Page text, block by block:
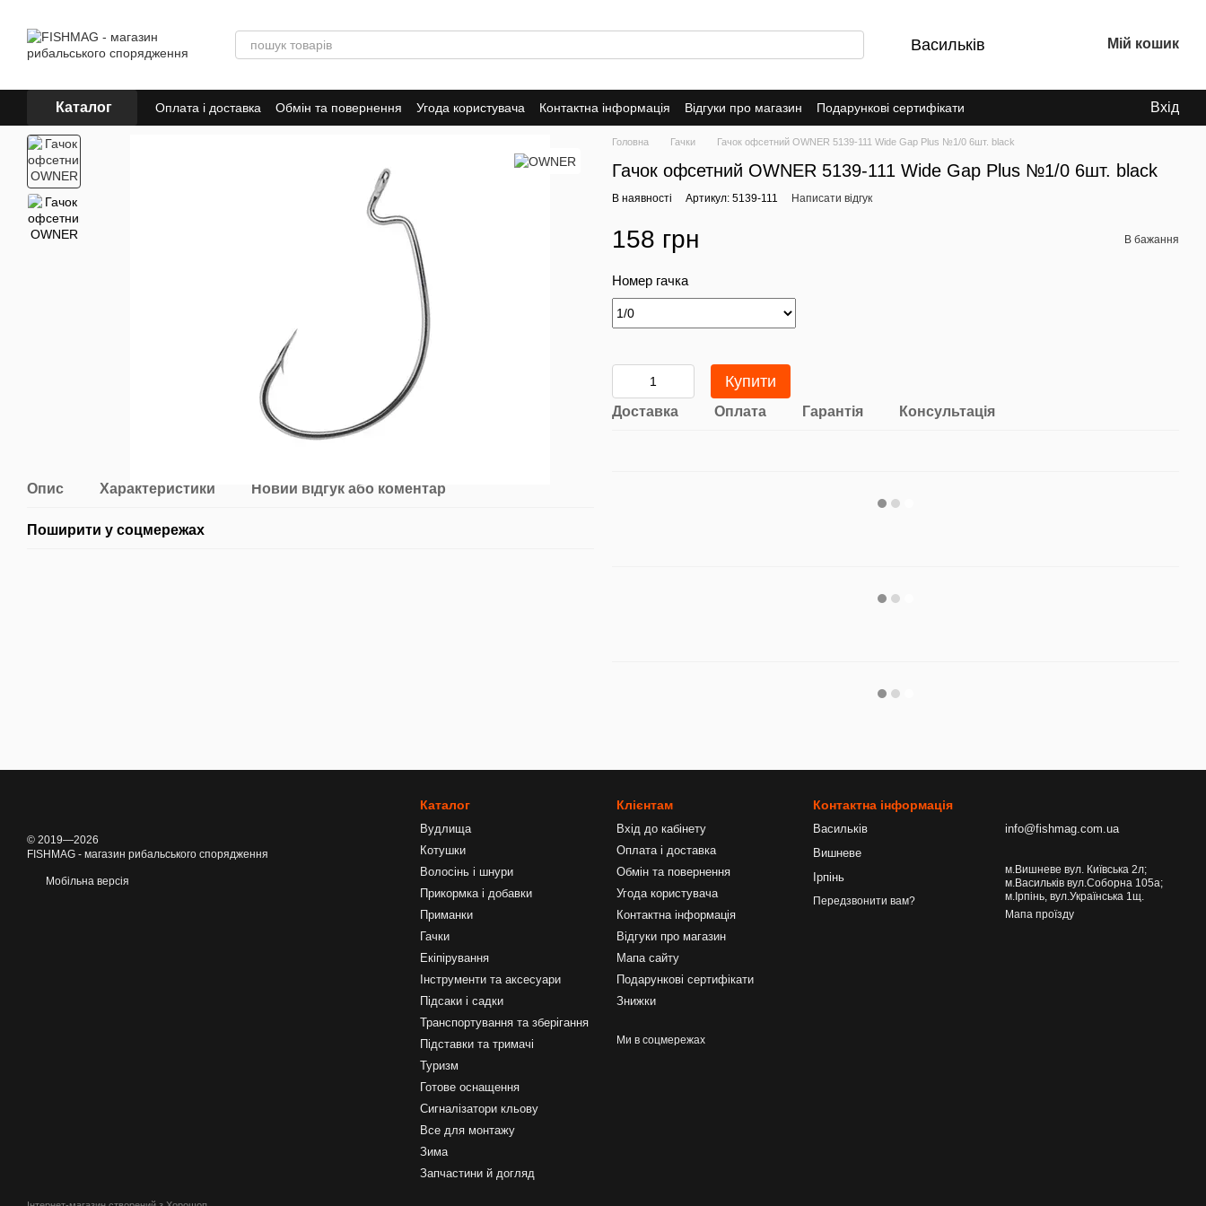
Васильків Мій кошик
Каталог Оплата і доставка Обмін та повернення Угода користувача Контактна інформація Відгуки про магазин
Подарункові сертифікати
Знижки
Вхід
Опис Характеристики Новий відгук або коментар
Поширити у соцмережах
Головна Гачки Гачок офсетний OWNER 5139-111 Wide Gap Plus №1/0 6шт. black
Гачок офсетний OWNER 5139-111 Wide Gap Plus №1/0 6шт. black
В наявності Артикул: 5139-111 Написати відгук
158 грн В бажання
Номер гачка
Купити
Доставка Оплата Гарантія Консультація
© 2019—2026
FISHMAG - магазин рибальського спорядження
Мобільна версія
Каталог
Вудлища
Котушки
Волосінь і шнури
Прикормка і добавки
Приманки
Гачки
Екіпірування
Інструменти та аксесуари
Підсаки і садки
Транспортування та зберігання
Підставки та тримачі
Туризм
Готове оснащення
Сигналізатори кльову
Все для монтажу
Зима
Запчастини й догляд
Клієнтам
Вхід до кабінету
Оплата і доставка
Обмін та повернення
Угода користувача
Контактна інформація
Відгуки про магазин
Мапа сайту
Подарункові сертифікати
Знижки
Ми в соцмережах
Контактна інформація
Васильків
Вишневе
Ірпінь
Передзвонити вам?
info@fishmag.com.ua
м.Вишневе вул. Київська 2л;
м.Васильків вул.Соборна 105а;
м.Ірпінь, вул.Українська 1щ.
Мапа проїзду